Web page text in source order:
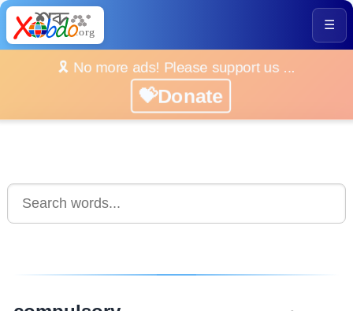
☰
🎗️ No more ads! Please support us ...
💝Donate